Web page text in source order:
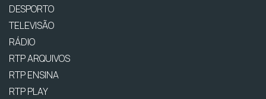
DESPORTO
TELEVISÃO
RÁDIO
RTP ARQUIVOS
RTP ENSINA
RTP PLAY